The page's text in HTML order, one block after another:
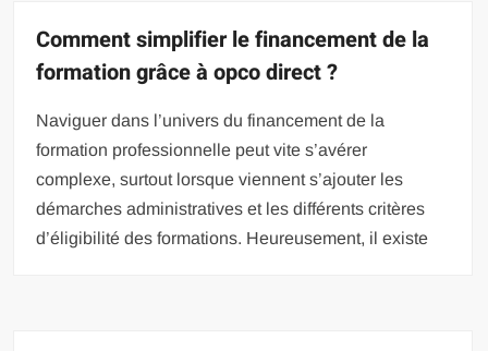
Comment simplifier le financement de la
formation grâce à opco direct ?
Naviguer dans l’univers du financement de la
formation professionnelle peut vite s’avérer
complexe, surtout lorsque viennent s’ajouter les
démarches administratives et les différents critères
d’éligibilité des formations. Heureusement, il existe